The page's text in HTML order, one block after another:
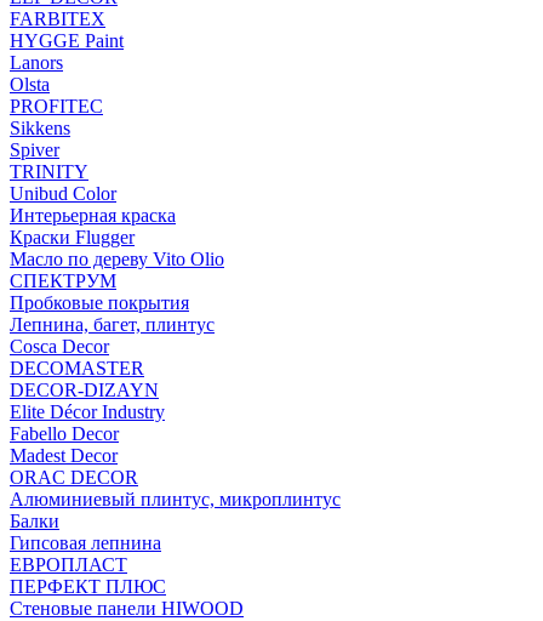
FARBITEX
HYGGE Paint
Lanors
Olsta
PROFITEC
Sikkens
Spiver
TRINITY
Unibud Color
Интерьерная краска
Краски Flugger
Масло по дереву Vito Olio
СПЕКТРУМ
Пробковые покрытия
Лепнина, багет, плинтус
Cosca Decor
DECOMASTER
DECOR-DIZAYN
Elite Décor Industry
Fabello Decor
Madest Decor
ORAC DECOR
Алюминиевый плинтус, микроплинтус
Балки
Гипсовая лепнина
ЕВРОПЛАСТ
ПЕРФЕКТ ПЛЮС
Стеновые панели HIWOOD